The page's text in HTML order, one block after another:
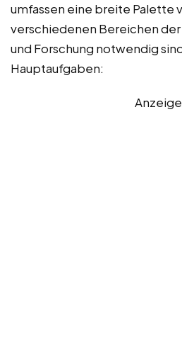
umfassen eine breite Palette
verschiedenen Bereichen
und Forschung notwendig
Hauptaufgaben:
Anzeige